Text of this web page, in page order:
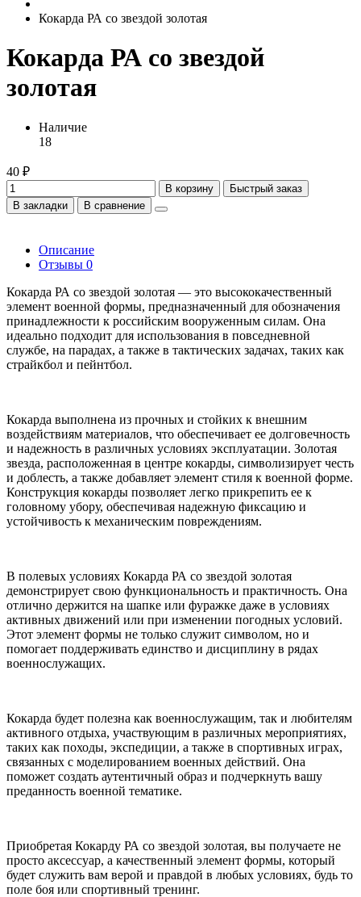
Кокарда РА со звездой золотая
Кокарда РА со звездой
золотая
Наличие
18
40 ₽
В корзину
Быстрый заказ
В закладки
В сравнение
Описание
Отзывы 0
Кокарда РА со звездой золотая — это высококачественный
элемент военной формы, предназначенный для обозначения
принадлежности к российским вооруженным силам. Она
идеально подходит для использования в повседневной
службе, на парадах, а также в тактических задачах, таких как
страйкбол и пейнтбол.
Кокарда выполнена из прочных и стойких к внешним
воздействиям материалов, что обеспечивает ее долговечность
и надежность в различных условиях эксплуатации. Золотая
звезда, расположенная в центре кокарды, символизирует честь
и доблесть, а также добавляет элемент стиля к военной форме.
Конструкция кокарды позволяет легко прикрепить ее к
головному убору, обеспечивая надежную фиксацию и
устойчивость к механическим повреждениям.
В полевых условиях Кокарда РА со звездой золотая
демонстрирует свою функциональность и практичность. Она
отлично держится на шапке или фуражке даже в условиях
активных движений или при изменении погодных условий.
Этот элемент формы не только служит символом, но и
помогает поддерживать единство и дисциплину в рядах
военнослужащих.
Кокарда будет полезна как военнослужащим, так и любителям
активного отдыха, участвующим в различных мероприятиях,
таких как походы, экспедиции, а также в спортивных играх,
связанных с моделированием военных действий. Она
поможет создать аутентичный образ и подчеркнуть вашу
преданность военной тематике.
Приобретая Кокарду РА со звездой золотая, вы получаете не
просто аксессуар, а качественный элемент формы, который
будет служить вам верой и правдой в любых условиях, будь то
поле боя или спортивный тренинг.